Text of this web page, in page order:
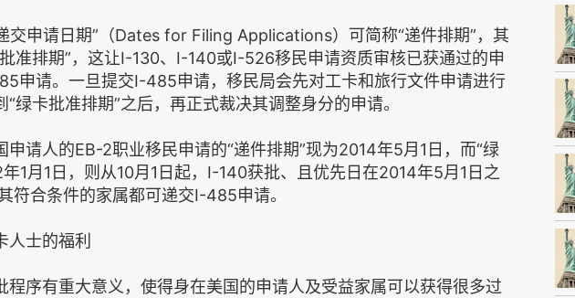
交申请日期”（Dates for Filing Applications）可简称“递件排期”，其
准排期”，这让I-130、I-140或I-526移民申请资质审核已获通过的申
申请。一旦提交I-485申请，移民局会先对工卡和旅行文件申请进行
绿卡批准排期”之后，再正式裁决其调整身分的申请。
申请人的EB-2职业移民申请的“递件排期”现为2014年5月1日，而“绿
1月1日，则从10月1日起，I-140获批、且优先日在2014年5月1日之
符合条件的家属都可递交I-485申请。
人士的福利
程序有重大意义，使得身在美国的申请人及受益家属可以获得很多过